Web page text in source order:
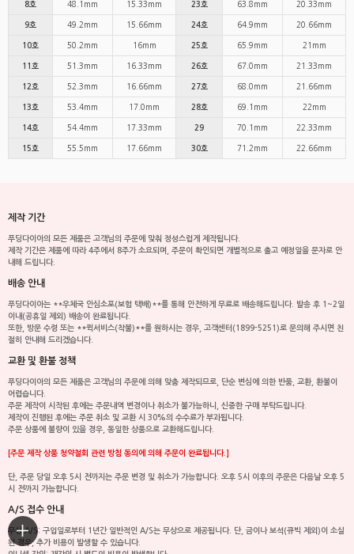
8호 48.1mm 15.33mm 23호 63.8mm 20.33mm
9호 49.2mm 15.66mm 24호 64.9mm 20.66mm
10호 50.2mm 16mm 25호 65.9mm 21mm
11호 51.3mm 16.33mm 26호 67.0mm 21.33mm
12호 52.3mm 16.66mm 27호 68.0mm 21.66mm
13호 53.4mm 17.0mm 28호 69.1mm 22mm
14호 54.4mm 17.33mm 29 70.1mm 22.33mm
15호 55.5mm 17.66mm 30호 71.2mm 22.66mm
제작 기간
푸딩다이아의 모든 제품은 고객님의 주문에 맞춰 정성스럽게 제작됩니다.
제작 기간은 제품에 따라 4주에서 8주가 소요되며, 주문이 확인되면 개별적으로 출고 예정일을 문자로 안
내해 드립니다.
배송 안내
푸딩다이아는 **우체국 안심소포(보험 택배)**를 통해 안전하게 무료로 배송해드립니다. 발송 후 1~2일
이내(공휴일 제외) 배송이 완료됩니다.
또한, 방문 수령 또는 **퀵서비스(착불)**를 원하시는 경우, 고객센터(1899-5251)로 문의해 주시면 친
절히 안내해 드리겠습니다.
교환 및 환불 정책
푸딩다이아의 모든 제품은 고객님의 주문에 의해 맞춤 제작되므로, 단순 변심에 의한 반품, 교환, 환불이
어렵습니다.
주문 제작이 시작된 후에는 주문내역 변경이나 취소가 불가능하니, 신중한 구매 부탁드립니다.
제작이 진행된 후에는 주문 취소 및 교환 시 30%의 수수료가 부과됩니다.
주문 상품에 불량이 있을 경우, 동일한 상품으로 교환해드립니다.
[주문 제작 상품 청약철회 관련 방침 동의에 의해 주문이 완료됩니다.]
단, 주문 당일 오후 5시 전까지는 주문 변경 및 취소가 가능합니다. 오후 5시 이후의 주문은 다음날 오후 5
시 전까지 가능합니다.
A/S 접수 안내
무상 A/S: 구입일로부터 1년간 일반적인 A/S는 무상으로 제공됩니다. 단, 금이나 보석(큐빅 제외)이 소실
된 경우, 추가 비용이 발생할 수 있습니다.